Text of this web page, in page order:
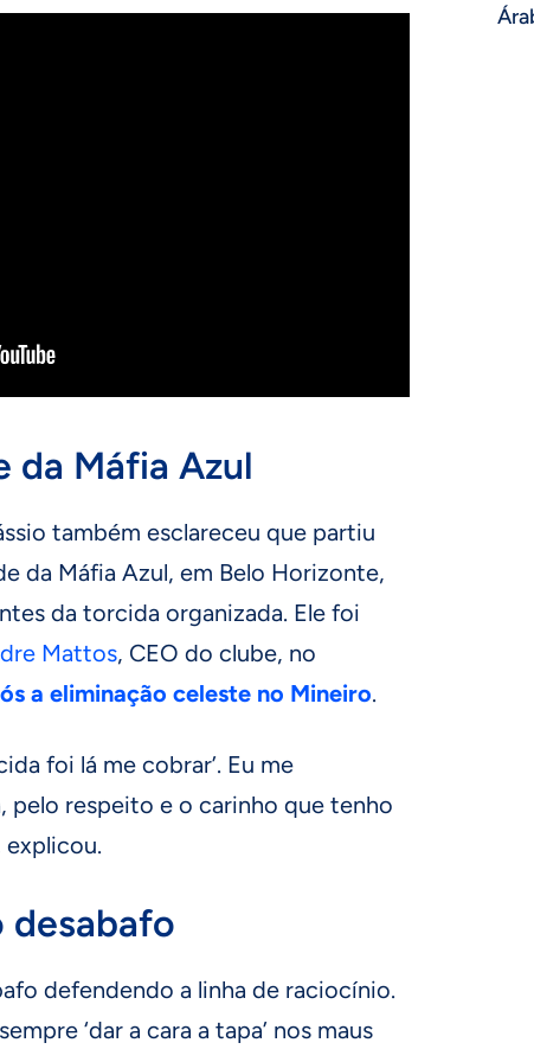
da Máfia Azul
também esclareceu que partiu
da Máfia Azul, em Belo Horizonte,
da torcida organizada. Ele foi
Mattos, CEO do clube, no
a eliminação celeste no Mineiro.
foi lá me cobrar’. Eu me
pelo respeito e o carinho que tenho
explicou.
desabafo
defendendo a linha de raciocínio.
‘dar a cara a tapa’ nos maus